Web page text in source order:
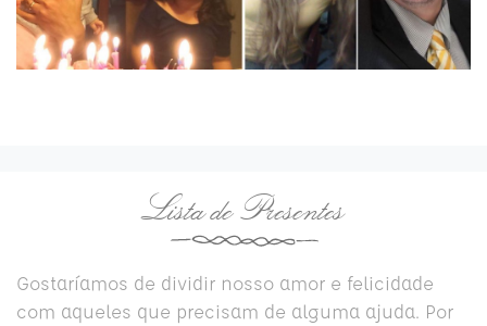
Lista de Presentes
Gostaríamos de dividir nosso amor e felicidade
com aqueles que precisam de alguma ajuda. Por